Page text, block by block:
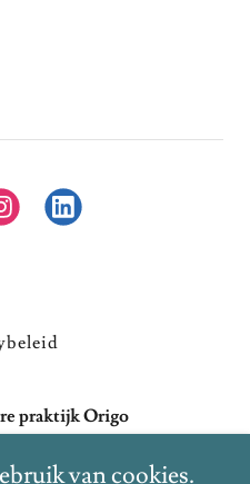
praktijk Origo
East Flanders, Belgium
van cookies.